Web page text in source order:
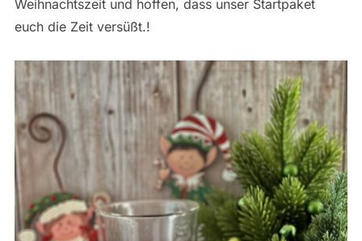
Weihnachtszeit und hoffen, dass unser Startpaket
euch die Zeit versüßt.!